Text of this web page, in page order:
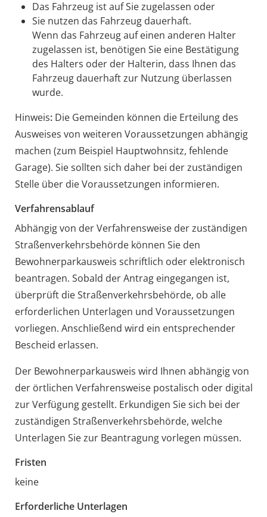
Das Fahrzeug ist auf Sie zugelassen oder
Sie nutzen das Fahrzeug dauerhaft.
Wenn das Fahrzeug auf einen anderen Halter
zugelassen ist, benötigen Sie eine Bestätigung
des Halters oder der Halterin, dass Ihnen das
Fahrzeug dauerhaft zur Nutzung überlassen
wurde.
Hinweis:Die Gemeinden können die Erteilung des
Ausweises von weiteren Voraussetzungen abhängig
machen (zum Beispiel Hauptwohnsitz, fehlende
Garage). Sie sollten sich daher bei der zuständigen
Stelle über die Voraussetzungen informieren.
Verfahrensablauf
Abhängig von der Verfahrensweise der zuständigen
Straßenverkehrsbehörde können Sie den
Bewohnerparkausweis schriftlich oder elektronisch
beantragen. Sobald der Antrag eingegangen ist,
überprüft die Straßenverkehrsbehörde, ob alle
erforderlichen Unterlagen und Voraussetzungen
vorliegen. Anschließend wird ein entsprechender
Bescheid erlassen.
Der Bewohnerparkausweis wird Ihnen abhängig von
der örtlichen Verfahrensweise postalisch oder digital
zur Verfügung gestellt. Erkundigen Sie sich bei der
zuständigen Straßenverkehrsbehörde, welche
Unterlagen Sie zur Beantragung vorlegen müssen.
Fristen
keine
Erforderliche Unterlagen